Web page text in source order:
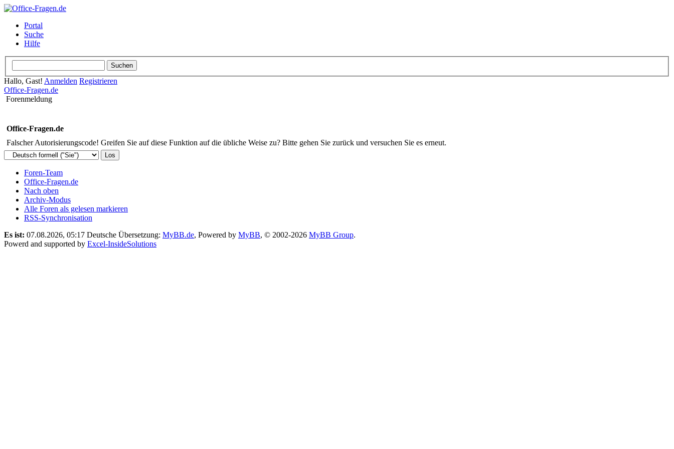
Portal
Suche
Hilfe
Hallo, Gast! Anmelden Registrieren
Office-Fragen.de
Forenmeldung
Office-Fragen.de
Falscher Autorisierungscode! Greifen Sie auf diese Funktion auf die übliche Weise zu? Bitte gehen Sie zurück und versuchen Sie es erneut.
Foren-Team
Office-Fragen.de
Nach oben
Archiv-Modus
Alle Foren als gelesen markieren
RSS-Synchronisation
Es ist: 07.08.2026, 05:17 Deutsche Übersetzung: MyBB.de, Powered by MyBB, © 2002-2026 MyBB Group.
Powerd and supported by Excel-InsideSolutions